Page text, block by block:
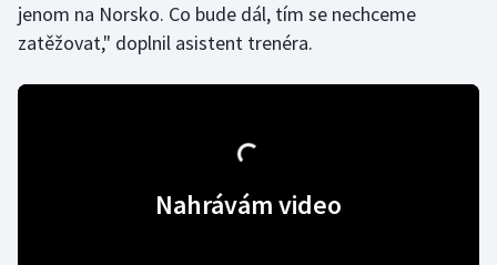
Ostatní
jenom na Norsko. Co bude dál, tím se nechceme
zatěžovat," doplnil asistent trenéra.
Nahrávám video